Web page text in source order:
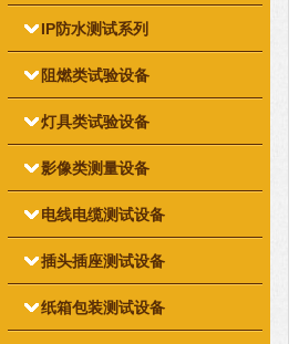
IP防水测试系列
阻燃类试验设备
灯具类试验设备
影像类测量设备
电线电缆测试设备
插头插座测试设备
纸箱包装测试设备